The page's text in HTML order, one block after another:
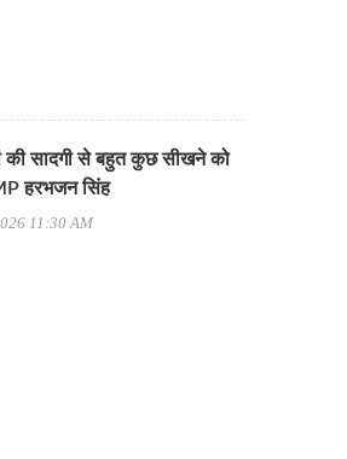
की सादगी से बहुत कुछ सीखने को
हरभजन सिंह
11:30 AM